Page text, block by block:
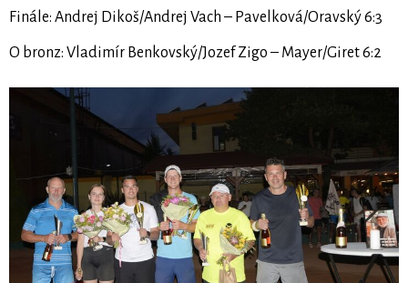
Finále: Andrej Dikoš/Andrej Vach – Pavelková/Oravský 6:3
O bronz: Vladimír Benkovský/Jozef Zigo – Mayer/Giret 6:2